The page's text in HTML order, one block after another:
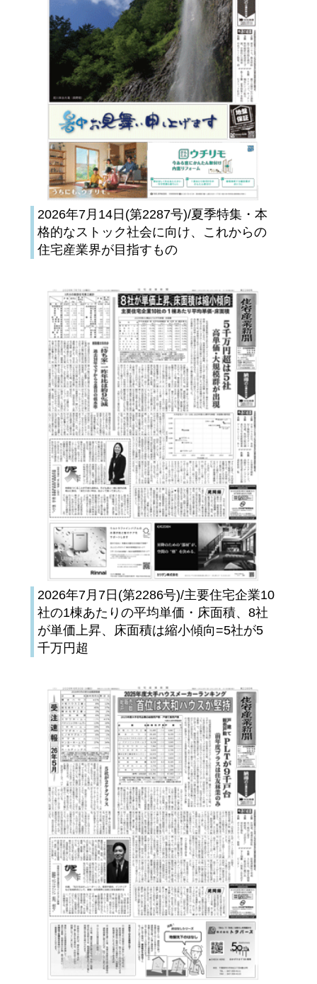
2026年7月14日(第2287号)/夏季特集・本
格的なストック社会に向け、これからの
住宅産業界が目指すもの
2026年7月7日(第2286号)/主要住宅企業10
社の1棟あたりの平均単価・床面積、8社
が単価上昇、床面積は縮小傾向=5社が5
千万円超